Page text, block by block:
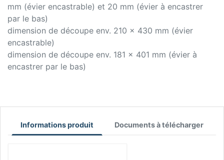
mm (évier encastrable) et 20 mm (évier à encastrer
par le bas)
dimension de découpe env. 210 x 430 mm (évier
encastrable)
dimension de découpe env. 181 x 401 mm (évier à
encastrer par le bas)
Informations produit Documents à télécharger